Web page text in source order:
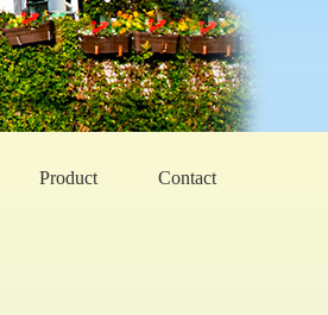
Product Contact